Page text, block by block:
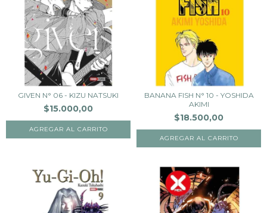
GIVEN N° 06 - KIZU NATSUKI
$15.000,00
BANANA FISH N° 10 - YOSHIDA
AKIMI
$18.500,00